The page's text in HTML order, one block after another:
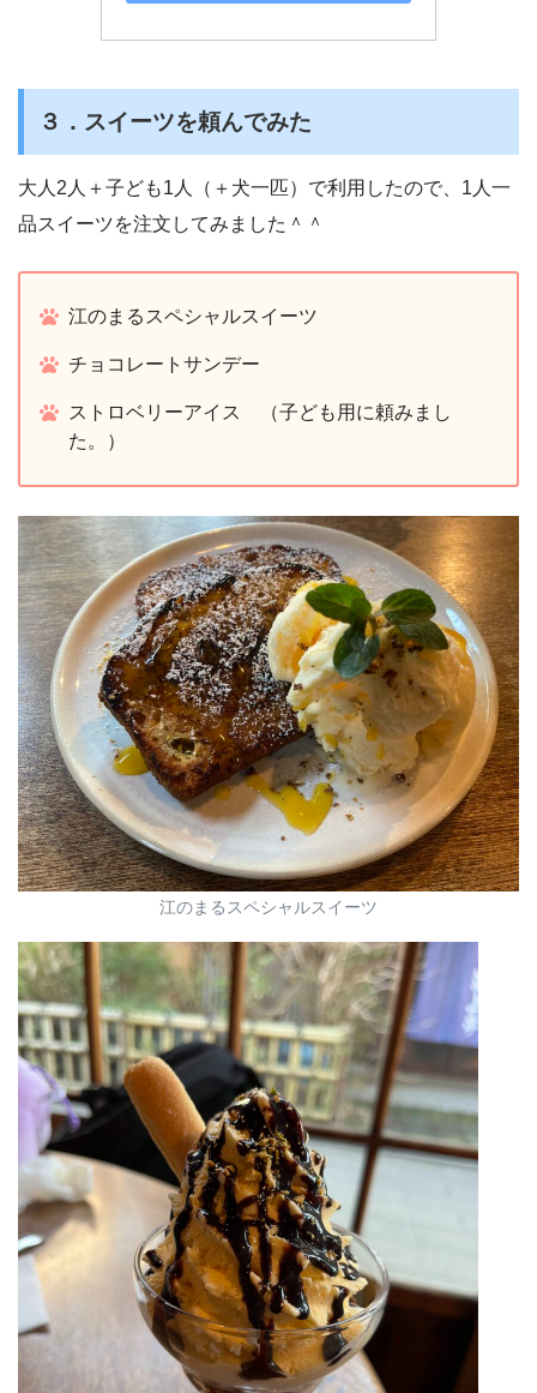
３．スイーツを頼んでみた
大人2人＋子ども1人（＋犬一匹）で利用したので、1人一
品スイーツを注文してみました＾＾
江のまるスペシャルスイーツ
チョコレートサンデー
ストロベリーアイス （子ども用に頼みまし
た。）
江のまるスペシャルスイーツ